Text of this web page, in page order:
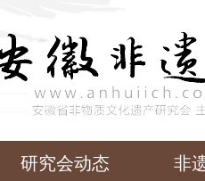
研究会动态 非